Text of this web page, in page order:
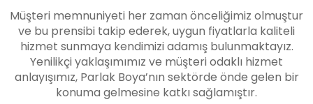
Müşteri memnuniyeti her zaman önceliğimiz olmuştur
ve bu prensibi takip ederek, uygun fiyatlarla kaliteli
hizmet sunmaya kendimizi adamış bulunmaktayız.
Yenilikçi yaklaşımımız ve müşteri odaklı hizmet
anlayışımız, Parlak Boya’nın sektörde önde gelen bir
konuma gelmesine katkı sağlamıştır.